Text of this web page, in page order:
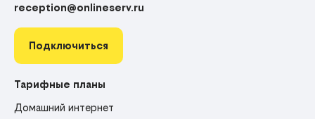
reception@onlineserv.ru
Подключиться
Тарифные планы
Домашний интернет